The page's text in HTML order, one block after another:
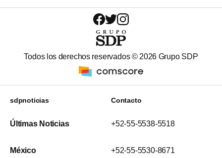
Todos los derechos reservados © 2026 Grupo SDP
sdpnoticias
Últimas Noticias
México
Contacto
+52-55-5538-5518
+52-55-5530-8671